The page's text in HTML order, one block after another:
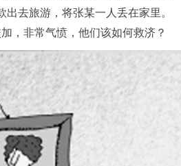
去旅游，将张某一人丢在家里。
，非常气愤，他们该如何救济？